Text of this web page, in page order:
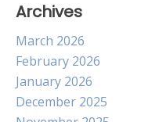
Archives
March 2026
February 2026
January 2026
December 2025